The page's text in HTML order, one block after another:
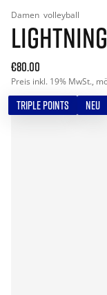
Damen volleyball
€80.00
Preis inkl. 19% MwSt.,
TRIPLE POINTS NEU